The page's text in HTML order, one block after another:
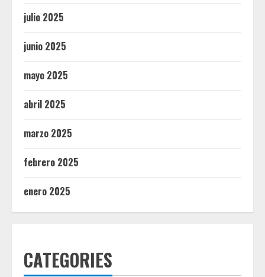
julio 2025
junio 2025
mayo 2025
abril 2025
marzo 2025
febrero 2025
enero 2025
CATEGORIES